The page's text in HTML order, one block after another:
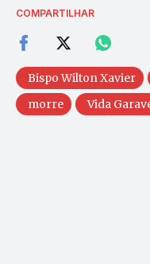
COMPARTILHAR
Bispo Wilton Xavier
morre
Vida